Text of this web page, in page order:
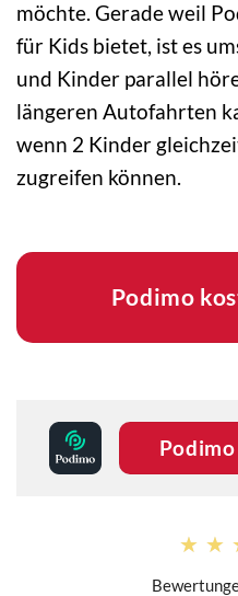
möchte. Gerade weil
für Kids bietet, ist es
und Kinder parallel
längeren Autofahrten
wenn 2 Kinder
zugreifen können.
Podimo